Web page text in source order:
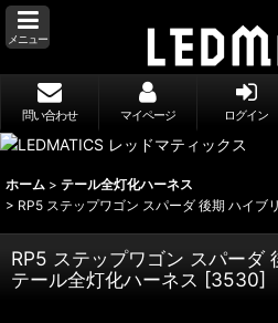
メニュー
問い合わせ マイページ ログイン
ホーム > テール全灯化ハーネス
> RP5 ステップワゴン スパーダ 後期 ハイブ
RP5 ステップワゴン スパーダ
テール全灯化ハーネス [3530]